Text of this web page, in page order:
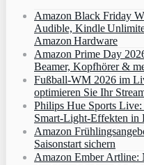
Amazon Black Friday
Audible, Kindle
Amazon Hardware
Amazon Prime Day
Beamer, Kopfhörer &
Fußball-WM 2026 im
optimieren Sie Ihr
Philips Hue Sports
Smart‑Light‑Effekten in
Amazon
Saisonstart sichern
Amazon Ember Artline: